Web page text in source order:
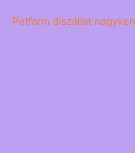
Petfarm díszállat